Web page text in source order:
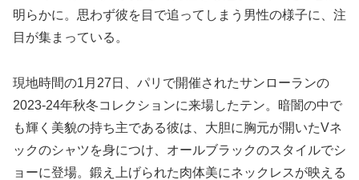
明らかに。思わず彼を目で追ってしまう男性の様子に、注
目が集まっている。
現地時間の1月27日、パリで開催されたサンローランの
2023-24年秋冬コレクションに来場したテン。暗闇の中で
も輝く美貌の持ち主である彼は、大胆に胸元が開いたVネ
ックのシャツを身につけ、オールブラックのスタイルでシ
ョーに登場。鍛え上げられた肉体美にネックレスが映える